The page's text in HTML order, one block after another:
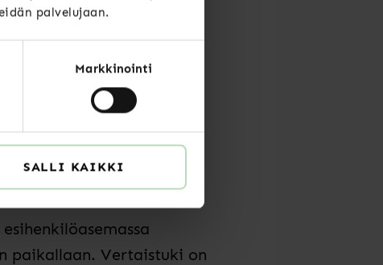
palvelujaan.
Markkinointi
SALLI KAIKKI
voi käydä yksinäiseksi,
paikallaan. Vertaistuki on